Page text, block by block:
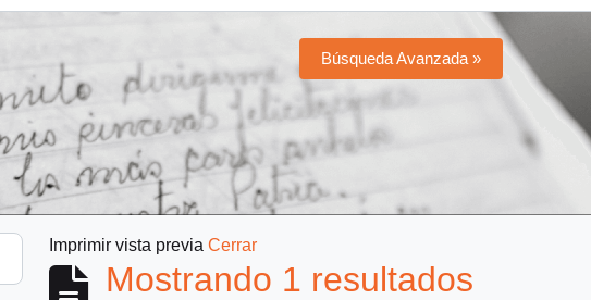
Búsqueda Avanzada »
Imprimir vista previa Cerrar
Mostrando 1 resultados